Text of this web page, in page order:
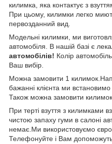
килимка, яка контактує з
При цьому, килимки легко
первозданний вид.
Модельні килимки, ми
автомобіля. В нашій базі є
автомобілів! Колір
Ваш вибір.
Можна замовити 1
бажанні клієнта ми встановимо
Також можна замовити килимок
При терті взуття з килимками
чистою запаху гуми в салоні
немає.Ми використовуємо
Телефонуйте і Вам